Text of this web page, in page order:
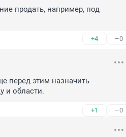
продать, например, под
+4 –0
перед этим назначить
и области.
+1 –0